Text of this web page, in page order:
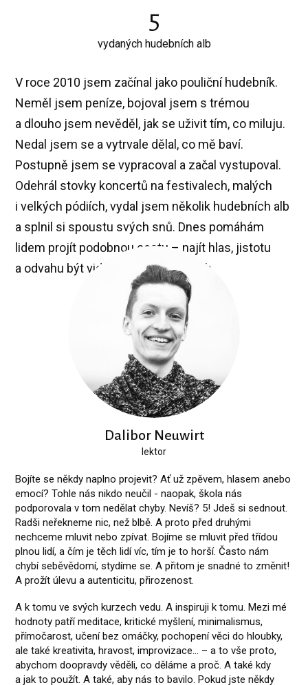
5
vydaných hudebních alb
V roce 2010 jsem začínal jako pouliční hudebník.
Neměl jsem peníze, bojoval jsem s trémou
a dlouho jsem nevěděl, jak se uživit tím, co miluju.
Nedal jsem se a vytrvale dělal, co mě baví.
Postupně jsem se vypracoval a začal vystupoval.
Odehrál stovky koncertů na festivalech, malých
i velkých pódiích, vydal jsem několik hudebních alb
a splnil si spoustu svých snů. Dnes pomáhám
lidem projít podobnou cestu – najít hlas, jistotu
a odvahu být vidět. A zažívat úspěch.
Dalibor Neuwirt
lektor
Bojíte se někdy naplno projevit? Ať už zpěvem, hlasem anebo
emocí? Tohle nás nikdo neučil - naopak, škola nás
podporovala v tom nedělat chyby. Nevíš? 5! Jdeš si sednout.
Radši neřekneme nic, než blbě. A proto před druhými
nechceme mluvit nebo zpívat. Bojíme se mluvit před třídou
plnou lidí, a čím je těch lidí víc, tím je to horší. Často nám
chybí seběvědomí, stydíme se. A přitom je snadné to změnit!
A prožít úlevu a autenticitu, přirozenost.
A k tomu ve svých kurzech vedu. A inspiruji k tomu. Mezi mé
hodnoty patří meditace, kritické myšlení, minimalismus,
přímočarost, učení bez omáčky, pochopení věci do hloubky,
ale také kreativita, hravost, improvizace... – a to vše proto,
abychom doopravdy věděli, co děláme a proč. A také kdy
a jak to použít. A také, aby nás to bavilo. Pokud jste někdy